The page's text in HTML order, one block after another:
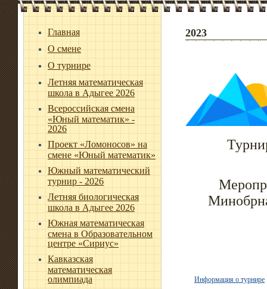
Главная
О смене
О турнире
Летняя математическая
школа в Адыгее 2026
Всероссийская смена
«Юный математик» -
2026
Проект «Ломоносов» на
смене «Юный математик»
Южный математический
турнир - 2026
Летняя биологическая
школа в Адыгее 2026
Южная математическая
смена в Образовательном
центре «Сириус»
Кавказская
математическая
олимпиада
2023
Информация о турнире